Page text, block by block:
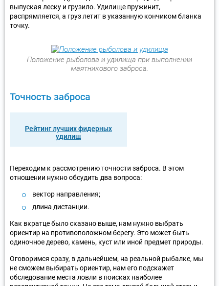
выпуская леску и грузило. Удилище пружинит,
распрямляется, а груз летит в указанную кончиком бланка
точку.
Положение рыболова и удилища при выполнении
маятникового заброса.
Точность заброса
Рейтинг лучших фидерных
удилищ
Переходим к рассмотрению точности заброса. В этом
отношении нужно обсудить два вопроса:
вектор направления;
длина дистанции.
Как вкратце было сказано выше, нам нужно выбрать
ориентир на противоположном берегу. Это может быть
одиночное дерево, камень, куст или иной предмет природы.
Оговоримся сразу, в дальнейшем, на реальной рыбалке, мы
не сможем выбирать ориентир, нам его подскажет
обследование места ловли в поисках наиболее